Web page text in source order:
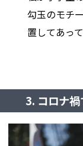
勾玉のモチ
置してあっ
3. コロナ